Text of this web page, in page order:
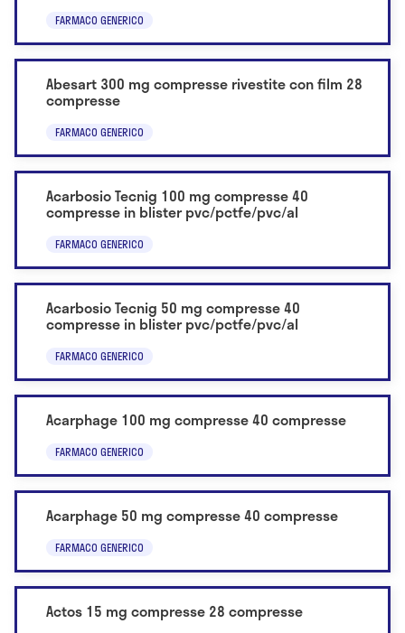
FARMACO GENERICO
Abesart 300 mg compresse rivestite con film 28
compresse
FARMACO GENERICO
Acarbosio Tecnig 100 mg compresse 40
compresse in blister pvc/pctfe/pvc/al
FARMACO GENERICO
Acarbosio Tecnig 50 mg compresse 40
compresse in blister pvc/pctfe/pvc/al
FARMACO GENERICO
Acarphage 100 mg compresse 40 compresse
FARMACO GENERICO
Acarphage 50 mg compresse 40 compresse
FARMACO GENERICO
Actos 15 mg compresse 28 compresse